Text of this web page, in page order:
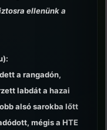
ellenünk a
a rangadón,
labdát a hazai
alsó sarokba lőtt
mégis a HTE